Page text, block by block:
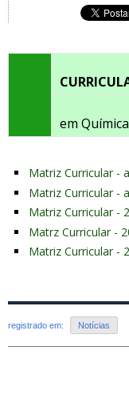
em Química
Matriz Curricular -
Matriz Curricular -
Matriz Curricular -
Matrz Curricular -
Matriz Curricular -
registrado em: Notícias